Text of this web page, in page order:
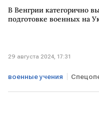
В Венгрии категорично
подготовке военных на
29 августа 2024, 17:31
военные учения
Петер Сийярто